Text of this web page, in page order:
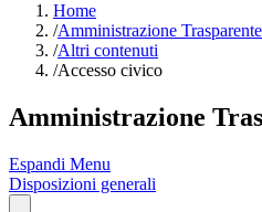
Home
/Amministrazione Trasparente
/Altri contenuti
/Accesso civico
Amministrazione
Espandi Menu
Disposizioni generali